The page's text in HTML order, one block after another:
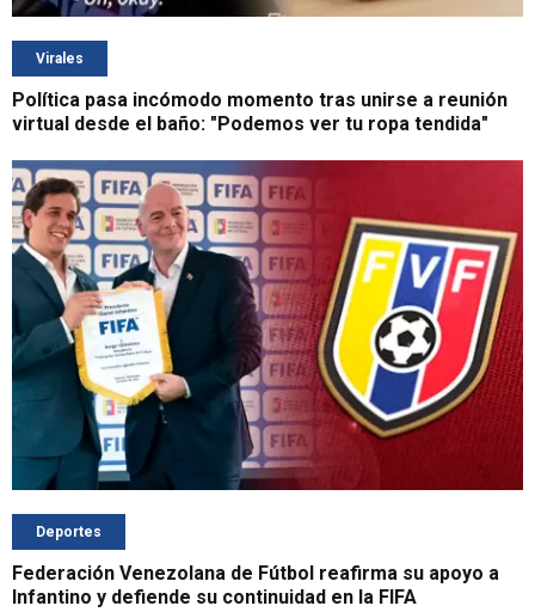
Virales
Política pasa incómodo momento tras unirse a reunión
virtual desde el baño: "Podemos ver tu ropa tendida"
Deportes
Federación Venezolana de Fútbol reafirma su apoyo a
Infantino y defiende su continuidad en la FIFA